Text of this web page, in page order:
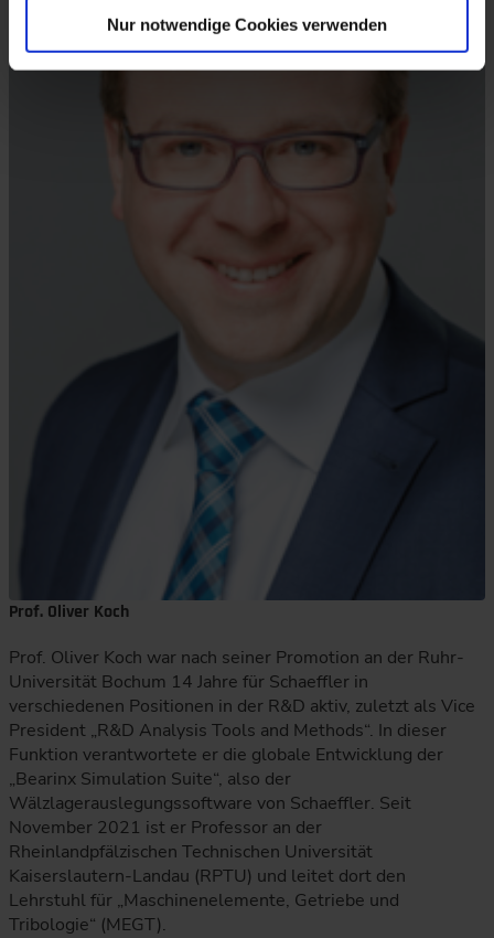
Nur notwendige Cookies verwenden
Prof. Oliver Koch
Prof. Oliver Koch war nach seiner Promotion an der Ruhr-
Universität Bochum 14 Jahre für Schaeffler in
verschiedenen Positionen in der R&D aktiv, zuletzt als Vice
President „R&D Analysis Tools and Methods“. In dieser
Funktion verantwortete er die globale Entwicklung der
„Bearinx Simulation Suite“, also der
Wälzlagerauslegungssoftware von Schaeffler. Seit
November 2021 ist er Professor an der
Rheinlandpfälzischen Technischen Universität
Kaiserslautern-Landau (RPTU) und leitet dort den
Lehrstuhl für „Maschinenelemente, Getriebe und
Tribologie“ (MEGT).